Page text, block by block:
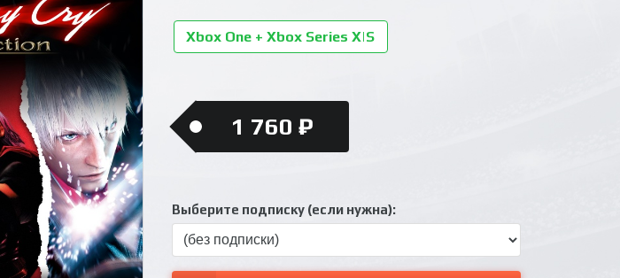
Xbox One + Xbox Series X|S
1 760 ₽
Выберите подписку (если нужна):